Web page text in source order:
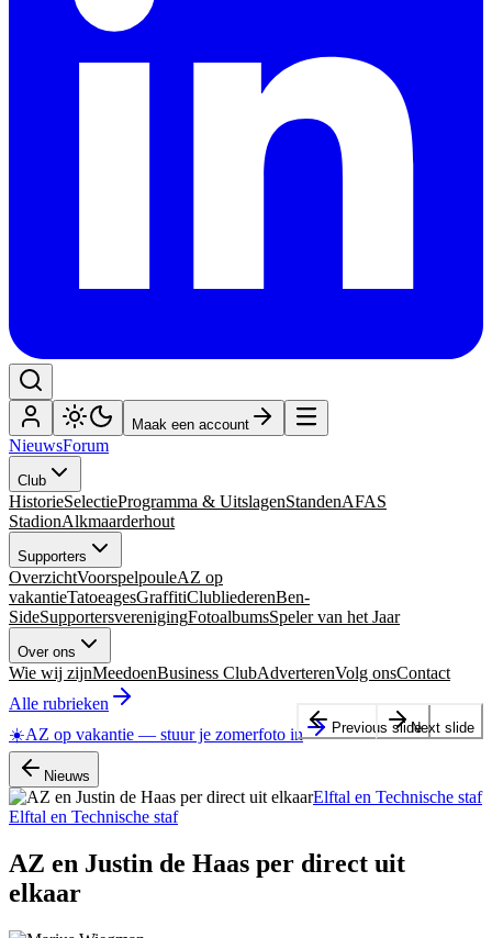
Maak een account
NieuwsForum
Club
HistorieSelectieProgramma & UitslagenStandenAFAS
StadionAlkmaarderhout
Supporters
OverzichtVoorspelpouleAZ op
vakantieTatoeagesGraffitiClubliederenBen-
SideSupportersverenigingFotoalbumsSpeler van het Jaar
Over ons
Wie wij zijnMeedoenBusiness ClubAdverterenVolg onsContact
Alle rubrieken
☀️AZ op vakantie — stuur je zomerfoto in
Nieuws
Elftal en Technische staf
Elftal en Technische staf
AZ en Justin de Haas per direct uit
elkaar
Previous slideNext slide